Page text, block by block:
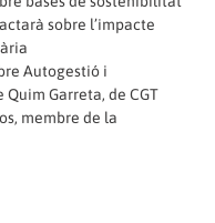
sobre l’impacte
Autogestió i
Garreta, de CGT
membre de la